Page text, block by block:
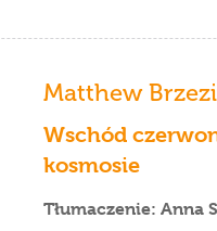
Matthew
Wschód
kosmosie
Tłumaczenie: Anna